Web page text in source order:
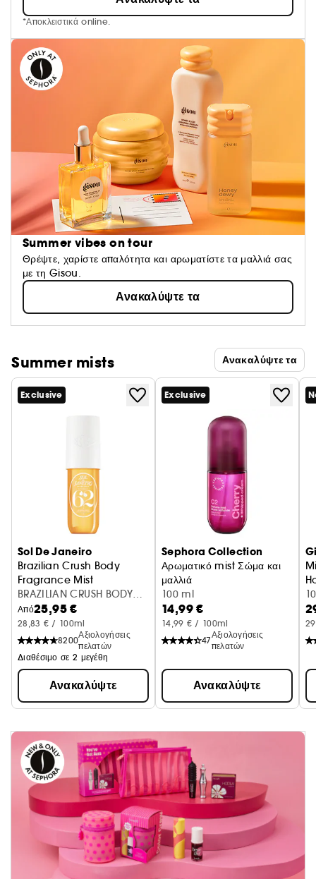
*Αποκλειστικά online.
Summer vibes on tour
Θρέψτε, χαρίστε απαλότητα και αρωματίστε τα μαλλιά σας
με τη Gisou.
Ανακαλύψτε τα
Summer mists Ανακαλύψτε τα
Exclusive
Sol De Janeiro
Brazilian Crush Body
Fragrance Mist
BRAZILIAN CRUSH BODY
MIST 90ML
Από25,95 €
28,83 € / 100ml
8200
Αξιολογήσεις
πελατών
Διαθέσιμο σε 2 μεγέθη
Ανακαλύψτε
Exclusive
Sephora Collection
Αρωματικό mist Σώμα και
μαλλιά
Κεράσι + σαντιγί
100 ml
14,99 €
14,99 € / 100ml
47
Αξιολογήσεις
πελατών
Ανακαλύψτε